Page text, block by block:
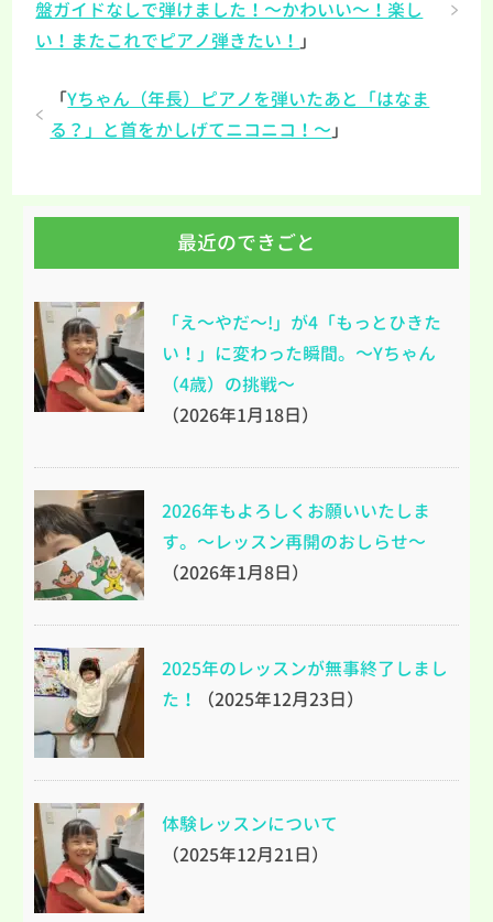
盤ガイドなしで弾けました！～かわいい～！楽し
い！またこれでピアノ弾きたい！ 」
「Yちゃん（年長）ピアノを弾いたあと「はなま
る？」と首をかしげてニコニコ！～ 」
最近のできごと
「え～やだ～!」が4「もっとひきた
い！」に変わった瞬間。～Yちゃん
（4歳）の挑戦～
（2026年1月18日）
2026年もよろしくお願いいたしま
す。～レッスン再開のおしらせ～
（2026年1月8日）
2025年のレッスンが無事終了しまし
た！
（2025年12月23日）
体験レッスンについて
（2025年12月21日）